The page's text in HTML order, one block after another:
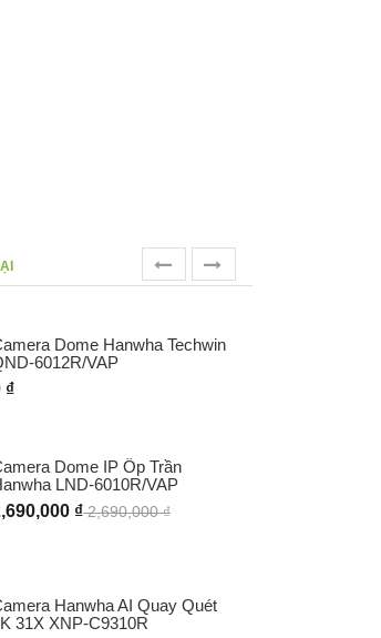
Dome Hanwha Techwin
6012R/VAP
₫
Dome IP Ốp Trần
LND-6010R/VAP
₫2,690,000 ₫
Hanwha AI Quay Quét
31X XNP-C9310R